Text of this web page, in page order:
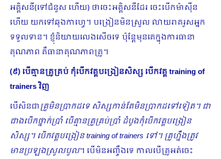
អគ្គិសនី(ទៅជំនួស ហើយ) ថាចេះអគ្គិសនីដែរ ចេះបើកម៉ាស៊ីន
ហើយ យកទៅឆុងកាហ្វេ។ បង្រៀនមិនស្រួល លាយរាគរូសអ្នក
ទទួលទាន។ ខ្ញុំនិយាយលេងសើចទេ ប៉ុន្តែមុនគេក្នុងការធានា
គុណភាព គឺធានាគុណភាពគ្រូ។
(៩) បើគ្មានគ្រូគ្រប់ កុំបើកវគ្គបង្រៀនសិស្ស បើកវគ្គtraining of
trainers វិញ
បើសិនជាគ្រូមិនប្រាកដទេ សិស្សកាន់តែមិនប្រាកដទៅទៀត។ ជា
ជាងបើកថ្នាក់ប្រាំ បើគ្មានគ្រូគ្រប់ប្រាំ ដំ​បូងកុំបើកវគ្គបង្រៀន
សិស្ស។ បើកវគ្គបង្រៀនtraining of trainers ទៅ។ គ្រូហ្នឹងត្រូវ
មានប្រឡងស្រួលបួល។ បើមិនអញ្ចឹងទេ កាលបើគ្រូអត់ចេះ